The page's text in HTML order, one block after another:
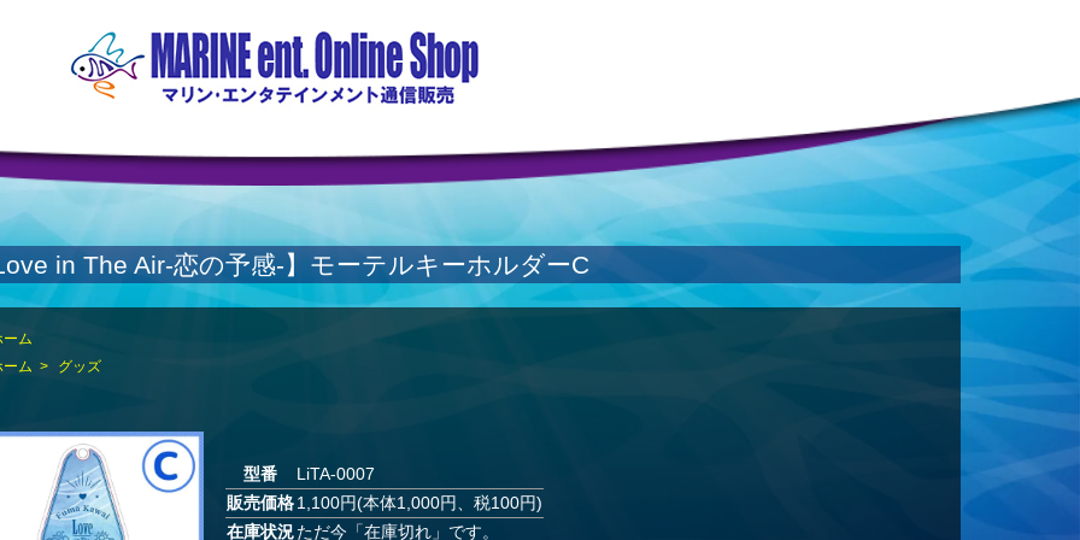
in The Air-恋の予感-】モーテルキーホルダーC
ーム
ーム > グッズ
型番
LiTA-0007
販売価格1,100円(本体1,000円、税100円)
在庫状況ただ今「在庫切れ」です。